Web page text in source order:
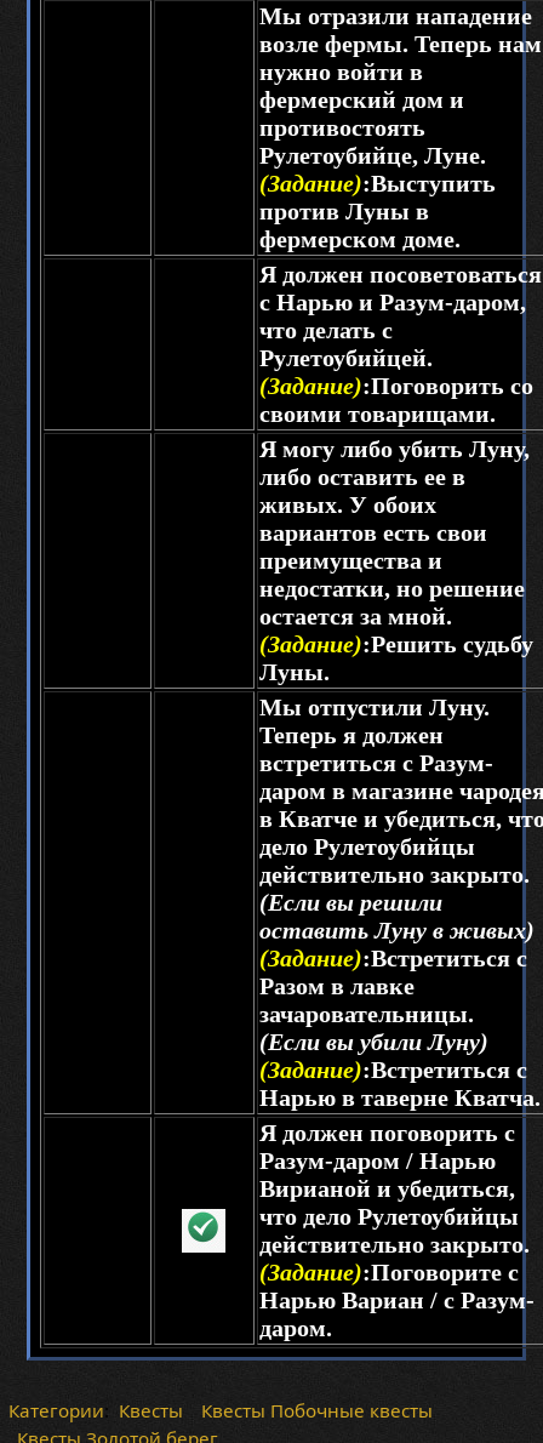
Мы отразили нападение
возле фермы. Теперь нам
нужно войти в
фермерский дом и
противостоять
Рулетоубийце, Луне.
(Задание):Выступить
против Луны в
фермерском доме.
Я должен посоветоваться
с Нарью и Разум-даром,
что делать с
Рулетоубийцей.
(Задание):Поговорить со
своими товарищами.
Я могу либо убить Луну,
либо оставить ее в
живых. У обоих
вариантов есть свои
преимущества и
недостатки, но решение
остается за мной.
(Задание):Решить судьбу
Луны.
Мы отпустили Луну.
Теперь я должен
встретиться с Разум-
даром в магазине
в Кватче и убедиться,
дело Рулетоубийцы
действительно закрыто.
(Если вы решили
оставить Луну в живых)
(Задание):Встретиться с
Разом в лавке
зачаровательницы.
(Если вы убили Луну)
(Задание):Встретиться с
Нарью в таверне Кватча.
Я должен поговорить с
Разум-даром / Нарью
Вирианой и убедиться,
что дело Рулетоубийцы
действительно закрыто.
(Задание):Поговорите с
Нарью Вариан / с Разум-
даром.
Категории: Квесты
Квесты Побочные квесты
Квесты Золотой берег